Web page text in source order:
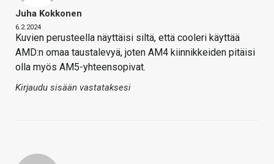
Juha Kokkonen
6.2.2024
Kuvien perusteella näyttäisi siltä, että cooleri käyttää
AMD:n omaa taustalevyä, joten AM4 kiinnikkeiden pitäisi
olla myös AM5-yhteensopivat.
Kirjaudu sisään vastataksesi